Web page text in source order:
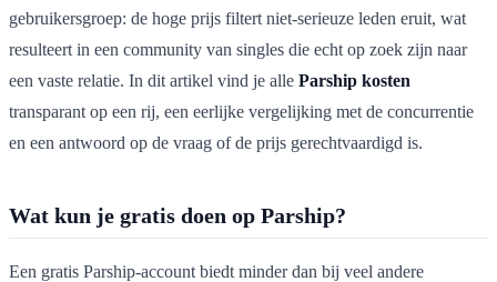
gebruikersgroep: de hoge prijs filtert niet-serieuze leden eruit, wat
resulteert in een community van singles die echt op zoek zijn naar
een vaste relatie. In dit artikel vind je alle Parship kosten
transparant op een rij, een eerlijke vergelijking met de concurrentie
en een antwoord op de vraag of de prijs gerechtvaardigd is.
Wat kun je gratis doen op Parship?
Een gratis Parship-account biedt minder dan bij veel andere